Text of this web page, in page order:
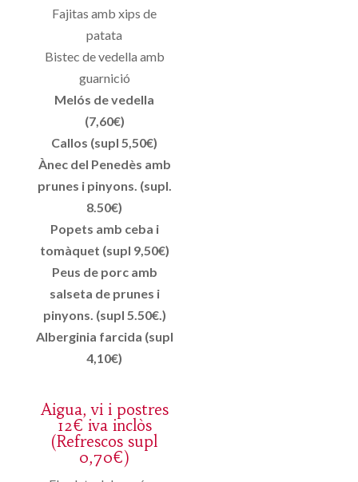
Fajitas amb xips de
patata
Bistec de vedella amb
guarnició
Melós de vedella
(7,60€)
Callos (supl 5,50€)
Ànec del Penedès amb
prunes i pinyons. (supl.
8.50€)
Popets amb ceba i
tomàquet (supl 9,50€)
Peus de porc amb
salseta de prunes i
pinyons. (supl 5.50€.)
Alberginia farcida (supl
4,10€)
Aigua, vi i postres
12€ iva inclòs
(Refrescos supl
0,70€)